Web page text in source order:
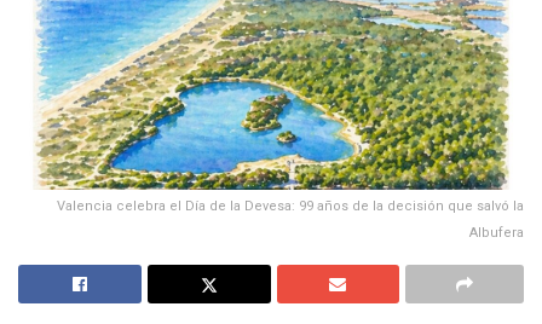
Valencia celebra el Día de la Devesa: 99 años de la decisión que salvó la
Albufera